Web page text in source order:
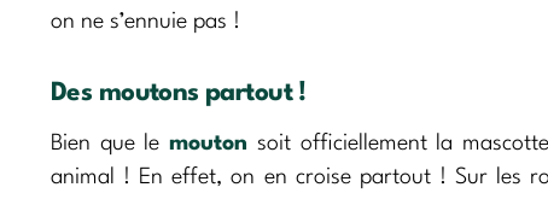
on ne s’ennuie pas !
Des moutons partout !
Bien que lemouton soit officiellement la
animal ! En effet, on en croise partout ! Sur les